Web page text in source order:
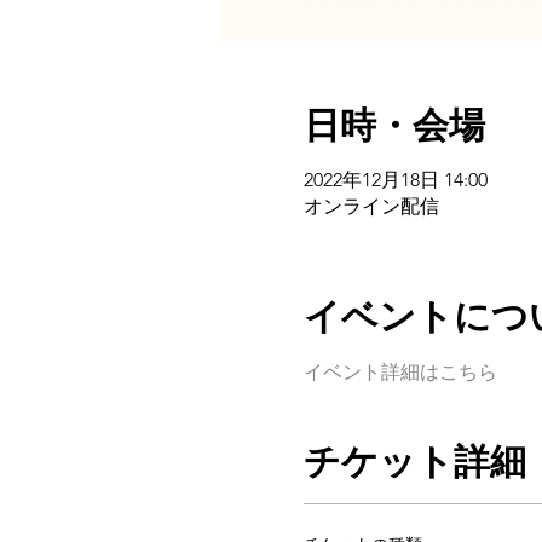
日時・会場
2022年12月18日 14:00
オンライン配信
イベントにつ
イベント詳細はこちら
チケット詳細